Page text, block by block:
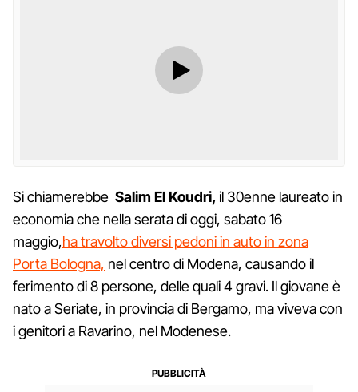
Si chiamerebbe Salim El Koudri, il 30enne laureato in
economia che nella serata di oggi, sabato 16
maggio,ha travolto diversi pedoni in auto in zona
Porta Bologna, nel centro di Modena, causando il
ferimento di 8 persone, delle quali 4 gravi. Il giovane è
nato a Seriate, in provincia di Bergamo, ma viveva con
i genitori a Ravarino, nel Modenese.